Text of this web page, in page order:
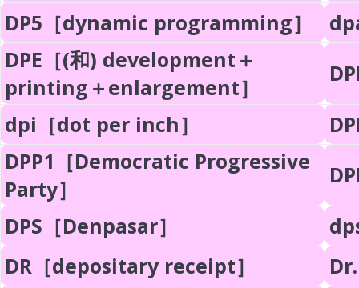
DP5［dynamic programming］
DPE［(和) development＋
printing＋enlargement］
dpi［dot per inch］
DPP1［Democratic Progressive
Party］
DPS［Denpasar］
DR［depositary receipt］